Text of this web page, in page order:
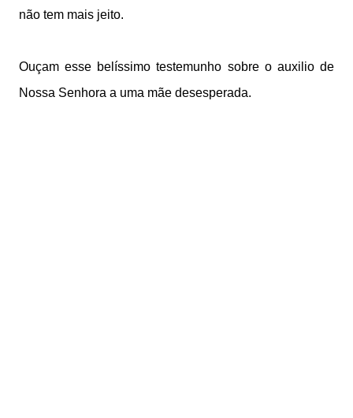
não tem mais jeito.
Ouçam esse belíssimo testemunho sobre o auxilio de
Nossa Senhora a uma mãe desesperada.